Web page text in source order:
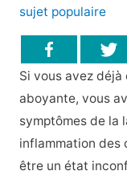
sujet populaire
Si vous avez déjà
aboyante, vous
symptômes de la
inflammation des
être un état